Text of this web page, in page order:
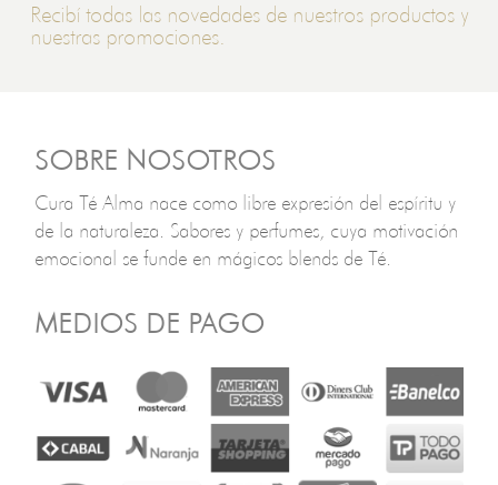
Recibí todas las novedades de nuestros productos y
nuestras promociones.
SOBRE NOSOTROS
Cura Té Alma nace como libre expresión del espíritu y
de la naturaleza. Sabores y perfumes, cuya motivación
emocional se funde en mágicos blends de Té.
MEDIOS DE PAGO